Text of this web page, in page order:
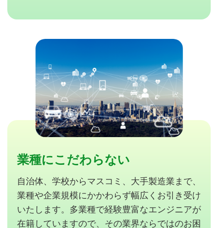
業種にこだわらない
自治体、学校からマスコミ、大手製造業まで、
業種や企業規模にかかわらず幅広くお引き受け
いたします。多業種で経験豊富なエンジニアが
在籍していますので、その業界ならではのお困